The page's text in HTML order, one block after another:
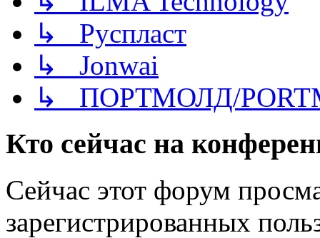
↳ Руспласт
↳ Jonwai
↳ ПОРТМОЛД/
Кто сейчас на
Сейчас этот форум
зарегистрированных